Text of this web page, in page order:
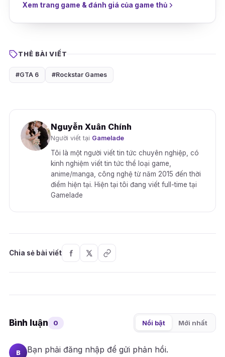
Xem trang game & đánh giá của game thủ
THẺ BÀI VIẾT
#GTA 6 #Rockstar Games
Nguyễn Xuân Chính
Người viết tại Gamelade
Tôi là một người viết tin tức chuyên nghiệp, có
kinh nghiệm viết tin tức thể loại game,
anime/manga, công nghệ từ năm 2015 đến thời
điểm hiện tại. Hiện tại tôi đang viết full-time tại
Gamelade
Chia sẻ bài viết
Bình luận 0 Nổi bật Mới nhất
B Bạn phải đăng nhập để gửi phản hồi.